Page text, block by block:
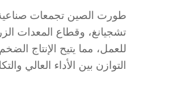
طورت الصين تجمعات صناعية
تشجيانغ، وقطاع المعدات
للعمل، مما يتيح الإنتاج
التوازن بين الأداء العالي